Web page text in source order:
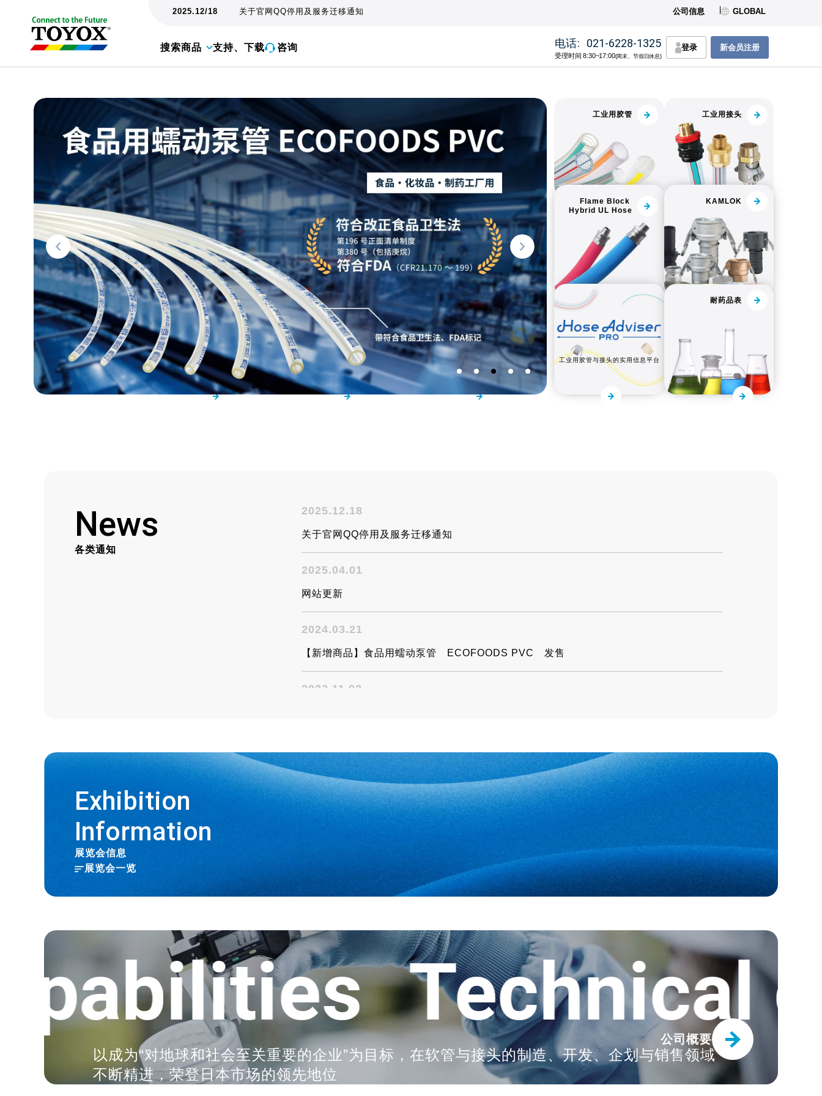
2025.12/18 关于官网QQ停用及服务迁移通知 公司信息 GLOBAL
搜索商品 支持、下载 咨询 电话: 021-6228-1325
受理时间 8:30~17:00(周末、节假日休息)
登录 新会员注册
工业用胶管 工业用接头
Flame Block
Hybrid UL Hose
KAMLOK
工业用胶管与接头的实用信息平台
耐药品表
News
各类通知
2025.12.18
关于官网QQ停用及服务迁移通知
2025.04.01
网站更新
2024.03.21
【新增商品】食品用蠕动泵管 ECOFOODS PVC 发售
2023.11.02
【新增商品】与胶管组合，提高安全性和可靠性。FUSSOTHERMO-S100℃ HOSE专用接
头“TOYOCONNECTOR TC3-FST型”全新发售
【新增商品】使用源自天然资源的原料，环保商品“TOYOBIO PRO 胶管”全新发售
2023.03.23
Exhibition
Information
展览会信息
展览会一览
Technical
以成为“对地球和社会至关重要的企业”为目标，在软管与接头的制造、开发、企划与销售领域
不断精进，荣登日本市场的领先地位
公司概要